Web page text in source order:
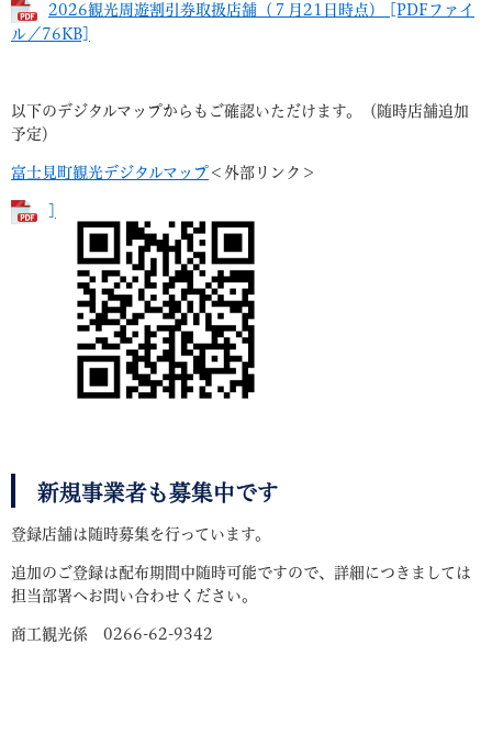
2026観光周遊割引券取扱店舗（７月21日時点） [PDFファイ
ル／76KB]
以下のデジタルマップからもご確認いただけます。（随時店舗追加
予定）
富士見町観光デジタルマップ ＜外部リンク＞
新規事業者も募集中です
登録店舗は随時募集を行っています。
追加のご登録は配布期間中随時可能ですので、詳細につきましては
担当部署へお問い合わせください。
商工観光係 0266-62-9342